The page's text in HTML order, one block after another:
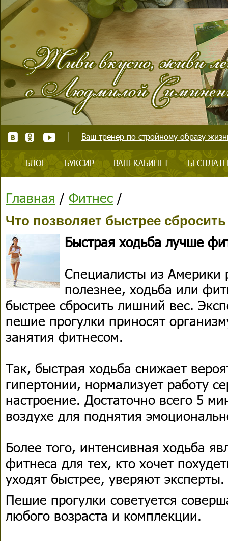
Ваш тренер по стройному образу
БЛОГ БУКСИР ВАШ КАБИНЕТ
Главная / Фитнес /
Что позволяет быстрее
Быстрая ходьба лучше
Специалисты из Америки
полезнее, ходьба или
быстрее сбросить лишний вес.
пешие прогулки приносят
занятия фитнесом.
Так, быстрая ходьба снижает
гипертонии, нормализует работу
настроение. Достаточно всего 5
воздухе для поднятия
Более того, интенсивная ходьба
фитнеса для тех, кто хочет
уходят быстрее, уверяют эксперты.
Пешие прогулки советуется
любого возраста и комплекции.